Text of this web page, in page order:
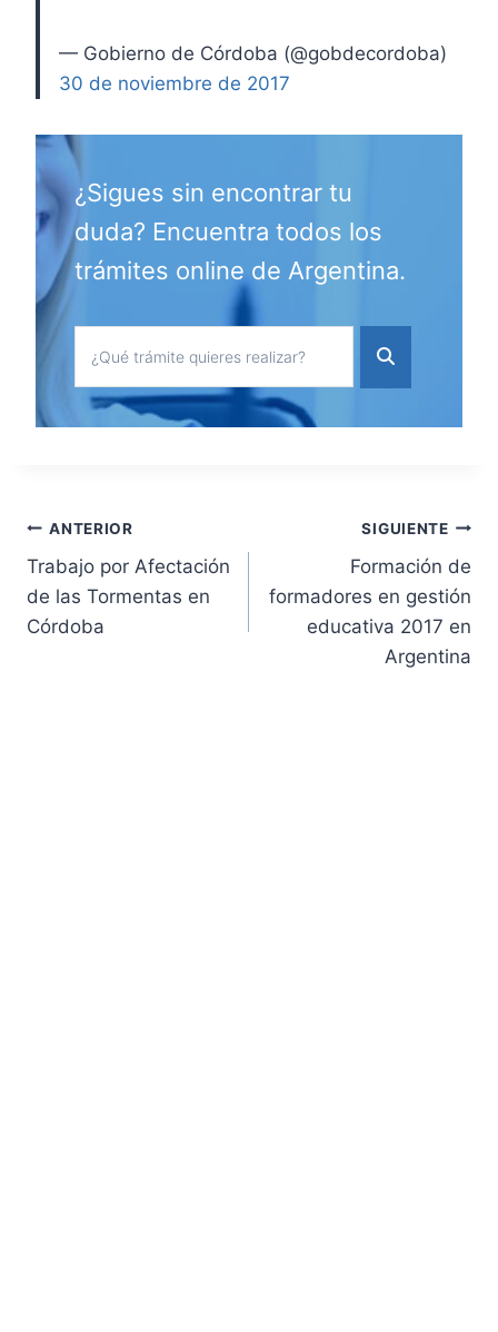
— Gobierno de Córdoba (@gobdecordoba)
30 de noviembre de 2017
¿Sigues sin encontrar tu
duda? Encuentra todos los
trámites online de Argentina.
Navegación
de
entradas
ANTERIOR
Trabajo por Afectación
de las Tormentas en
Córdoba
SIGUIENTE
Formación de
formadores en gestión
educativa 2017 en
Argentina